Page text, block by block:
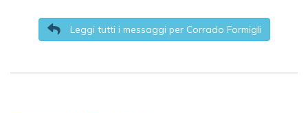
Leggi tutti i messaggi per Corrado Formigli